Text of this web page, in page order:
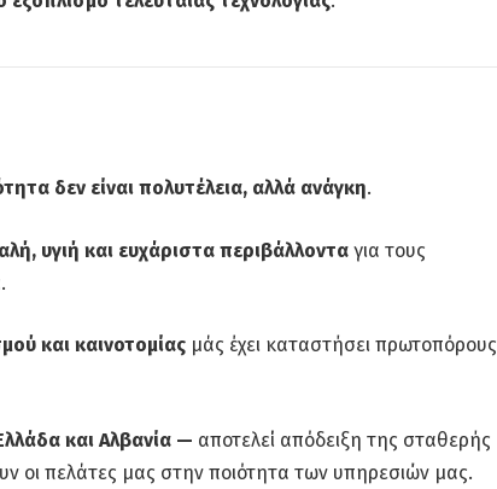
δεν είναι πολυτέλεια, αλλά ανάγκη.
υγιή και ευχάριστα περιβάλλονταγια τους
και καινοτομίαςμάς έχει καταστήσει πρωτοπόρους
και Αλβανία — αποτελεί απόδειξη της σταθερής
οι πελάτες μας στην ποιότητα των υπηρεσιών μας.